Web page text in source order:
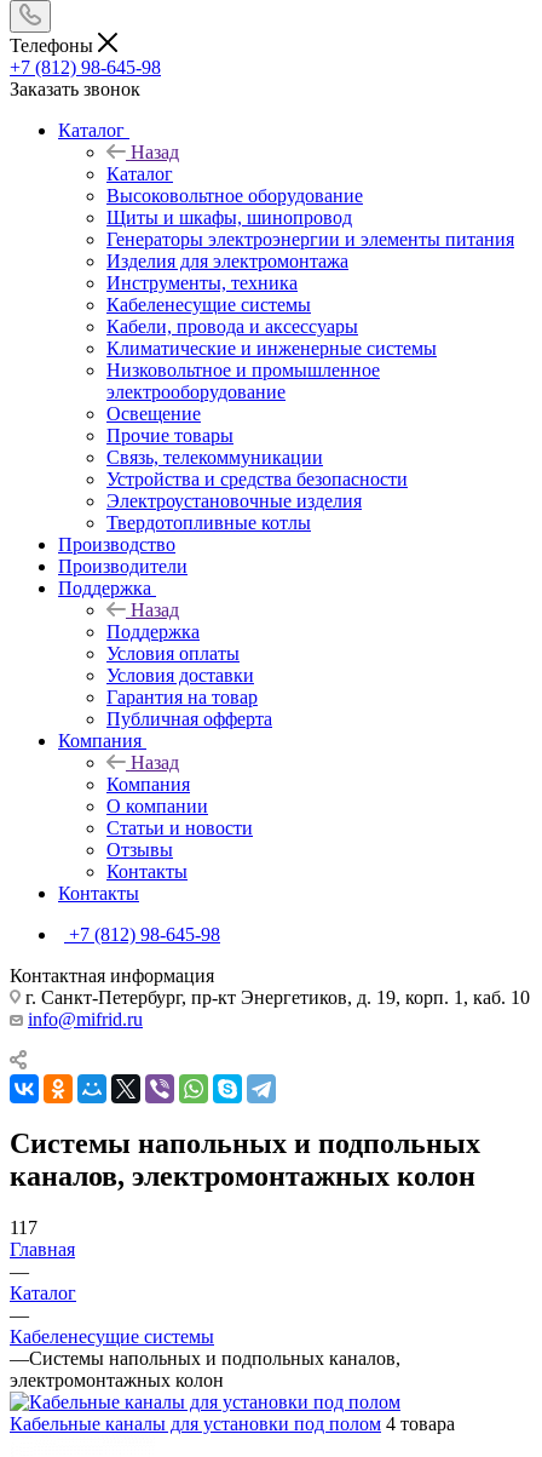
Телефоны
+7 (812) 98-645-98
Заказать звонок
Каталог
Назад
Каталог
Высоковольтное оборудование
Щиты и шкафы, шинопровод
Генераторы электроэнергии и элементы питания
Изделия для электромонтажа
Инструменты, техника
Кабеленесущие системы
Кабели, провода и аксессуары
Климатические и инженерные системы
Низковольтное и промышленное
электрооборудование
Освещение
Прочие товары
Связь, телекоммуникации
Устройства и средства безопасности
Электроустановочные изделия
Твердотопливные котлы
Производство
Производители
Поддержка
Назад
Поддержка
Условия оплаты
Условия доставки
Гарантия на товар
Публичная офферта
Компания
Назад
Компания
О компании
Статьи и новости
Отзывы
Контакты
Контакты
+7 (812) 98-645-98
Контактная информация
г. Санкт-Петербург, пр-кт Энергетиков, д. 19, корп. 1, каб. 10
info@mifrid.ru
Системы напольных и подпольных
каналов, электромонтажных колон
117
Главная
—
Каталог
—
Кабеленесущие системы
—Системы напольных и подпольных каналов,
электромонтажных колон
Кабельные каналы для установки под полом 4 товара